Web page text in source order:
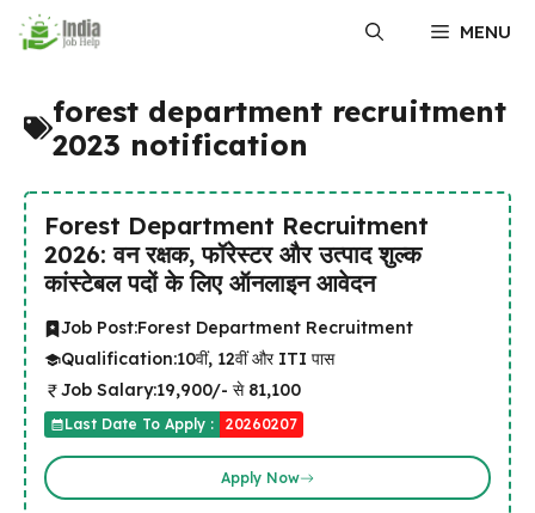
MENU
forest department recruitment
2023 notification
Forest Department Recruitment
2026: वन रक्षक, फॉरेस्टर और उत्पाद शुल्क
कांस्टेबल पदों के लिए ऑनलाइन आवेदन
Job Post:Forest Department Recruitment
Qualification:10वीं, 12वीं और ITI पास
Job Salary:₹19,900/- से ₹81,100
Last Date To Apply : 20260207
Apply Now